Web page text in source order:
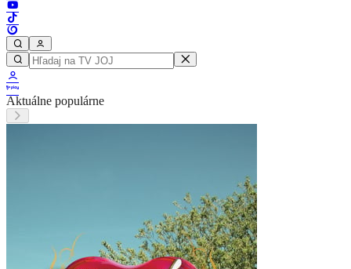
Aktuálne populárne